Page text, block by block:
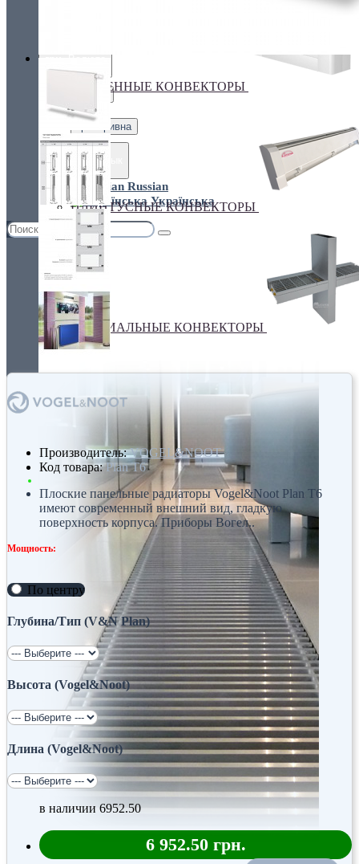
грн. Гривна
Язык
Russian
Українська
НАСТЕННЫЕ КОНВЕКТОРЫ
ПЛИНТУСНЫЕ КОНВЕКТОРЫ
СПЕЦИАЛЬНЫЕ КОНВЕКТОРЫ
Производитель:VOGEL&NOOT
Код товара:Plan T6
Плоские панельные радиаторы Vogel&Noot Plan T6
имеют современный внешний вид, гладкую
поверхность корпуса. Приборы Вогел..
Мощность:
По центру
Глубина/Тип (V&N Plan)
Высота (Vogel&Noot)
Длина (Vogel&Noot)
в наличии 6952.50
6 952.50 грн.